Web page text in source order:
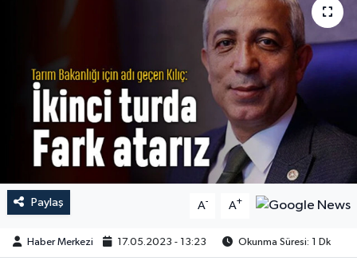
Paylaş A- A+
Haber Merkezi 17.05.2023 - 13:23 Okunma Süresi: 1 Dk